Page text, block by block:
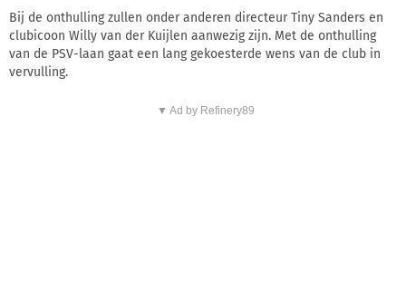
Bij de onthulling zullen onder anderen directeur Tiny Sanders en
clubicoon Willy van der Kuijlen aanwezig zijn. Met de onthulling
van de PSV-laan gaat een lang gekoesterde wens van de club in
vervulling.
▼ Ad by Refinery89